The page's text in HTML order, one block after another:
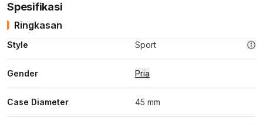
Spesifikasi
Ringkasan
Style Sport
Gender Pria
Case Diameter 45 mm